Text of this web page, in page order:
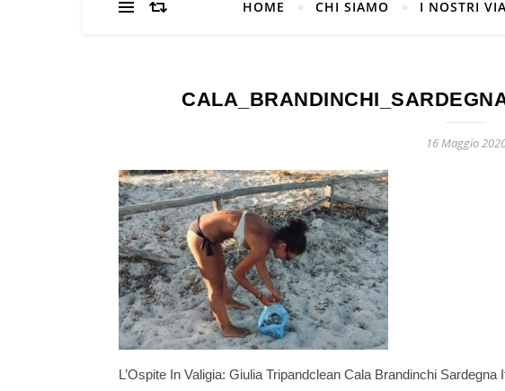
HOME CHI SIAMO I NOSTRI
16 Maggio
L’Ospite In Valigia: Giulia Tripandclean Cala Brandinchi Sardegna